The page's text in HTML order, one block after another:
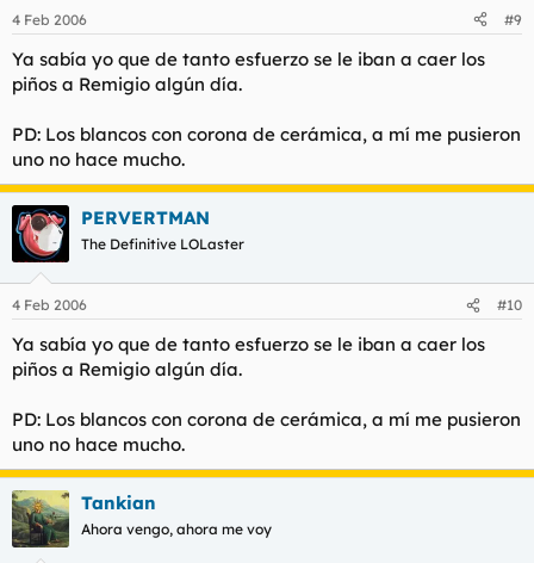
4 Feb 2006 #9
Ya sabía yo que de tanto esfuerzo se le iban a caer los
piños a Remigio algún día.
PD: Los blancos con corona de cerámica, a mí me pusieron
uno no hace mucho.
PERVERTMAN
The Definitive LOLaster
4 Feb 2006 #10
Ya sabía yo que de tanto esfuerzo se le iban a caer los
piños a Remigio algún día.
PD: Los blancos con corona de cerámica, a mí me pusieron
uno no hace mucho.
Tankian
Ahora vengo, ahora me voy